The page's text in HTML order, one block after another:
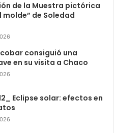
de la Muestra pictórica
molde” de Soledad
consiguió una
en su visita a Chaco
Eclipse solar: efectos en